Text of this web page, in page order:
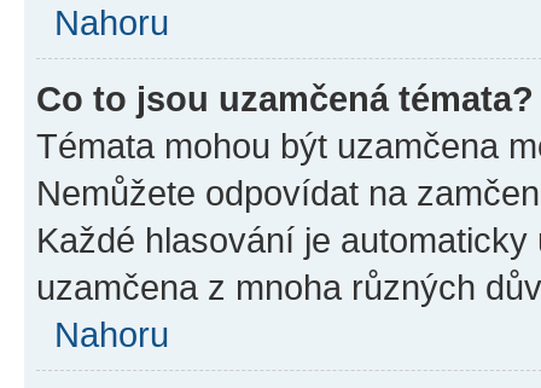
Nahoru
Co to jsou uzamčená témata?
Témata mohou být uzamčena
Nemůžete odpovídat na
Každé hlasování je
uzamčena z mnoha různých
Nahoru